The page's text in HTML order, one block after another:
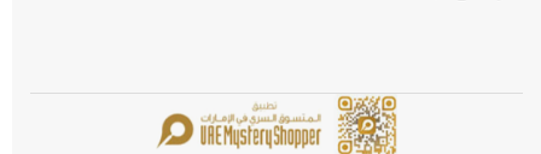
الكل